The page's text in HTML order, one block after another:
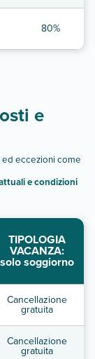
80%
e
ed eccezioni come
e condizioni
TIPOLOGIA
VACANZA:
solo soggiorno
Cancellazione
gratuita
Cancellazione
gratuita